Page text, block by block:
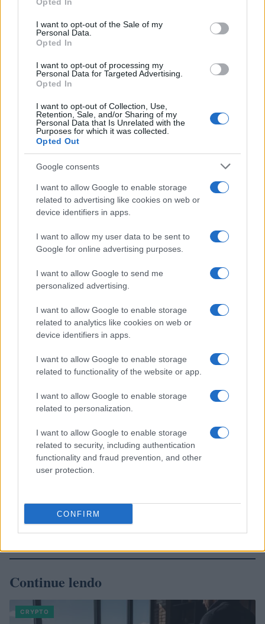
use your data for below specified purposes in below Google
consent section.
I want to opt-out of the Sale of my
Personal Data.
Opted In
I want to opt-out of processing my
Personal Data for Targeted Advertising.
Opted In
I want to opt-out of Collection, Use,
Retention, Sale, and/or Sharing of my
Personal Data that Is Unrelated with the
Purposes for which it was collected.
Opted Out
Google consents
I want to allow Google to enable storage
related to advertising like cookies on web or
device identifiers in apps.
I want to allow my user data to be sent to
Google for online advertising purposes.
I want to allow Google to send me
personalized advertising.
I want to allow Google to enable storage
related to analytics like cookies on web or
device identifiers in apps.
I want to allow Google to enable storage
related to functionality of the website or app.
I want to allow Google to enable storage
related to personalization.
I want to allow Google to enable storage
related to security, including authentication
functionality and fraud prevention, and other
user protection.
CONFIRM
outras técnicas, você pode fazer uma previsão de preço
informada sobre se o preço vai subir ou descer nos
próximos dias, semanas e meses.
O mercado de criptomoedas é extremamente volátil e
fundamentos e o progresso do JasmyCoin é uma tarefa
essencial antes de decidir investir qualquer quantia de
fundos a longo prazo com o objetivo de mantê-los por
meses ou anos. Ao analisar o preço do JasmyCoin para
formar uma previsão de preço para o curto ou longo prazo,
é essencial levar em consideração a análise técnica e
fundamental.
Giorgia Stromeo
Continue lendo
CRYPTO